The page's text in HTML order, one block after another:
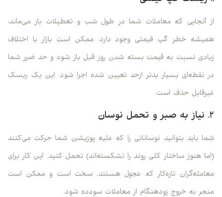
از آنجایی که معاملات شما در طول شب و تعطیلات باز می‌ماند،
همیشه خطر گپ قیمتی وجود دارد. ممکن است بازار با اختلاف
زیادی نسبت به قیمت بسته شدن روز قبل باز شود و حد ضرر شما
در نقطه‌ای بسیار بدتر ازحد تعیین شده اجرا شود. این یک ریسک
غیرقابل حذف است.
۲. نیاز به صبر و تحمل نوسان
شما باید بتوانید نوساناتی را که علیه پوزیشن شما حرکت می‌کنند
(اما هنوز ساختار کلی روند را نشکسته‌اند) تحمل کنید. این کار برای
معامله‌گران تازه‌کار که عجول هستند، سخت است و ممکن است
منجر به خروج زودهنگام از معاملات سودده شود.